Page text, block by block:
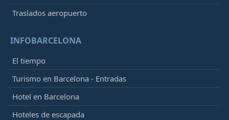
Traslados aeropuerto
INFOBARCELONA
El tiempo
Turismo en Barcelona - Entradas
Hotel en Barcelona
Hoteles de escapada